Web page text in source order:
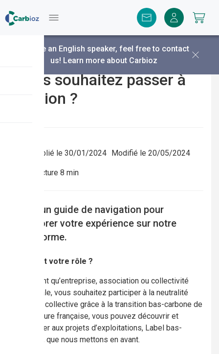
You are an English speaker, feel free to contact
us! Learn more about Carbioz
Vous souhaitez passer à
l’action ?
Publié le 30/01/2024 Modifié le 20/05/2024
Lecture 8 min
Voici un guide de navigation pour
améliorer votre expérience sur notre
plateforme.
Quel est votre rôle ?
Si, en tant qu’entreprise, association ou collectivité
territoriale, vous souhaitez participer à la neutralité
carbone collective grâce à la transition bas-carbone de
l’agriculture française, vous pouvez découvrir et
contribuer aux projets d’exploitations, Label bas-
carbone, que nous mettons en avant.